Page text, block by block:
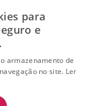
para
e
armazenamento de
no site. Ler